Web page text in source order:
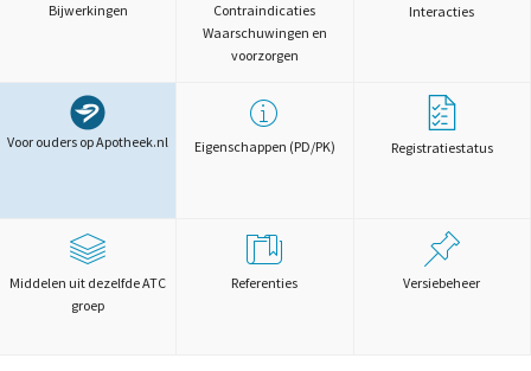
Bijwerkingen
Contraindicaties
Waarschuwingen en
voorzorgen
Interacties
Voor ouders op Apotheek.nl Eigenschappen (PD/PK) Registratiestatus
Middelen uit dezelfde ATC
groep
Referenties Versiebeheer